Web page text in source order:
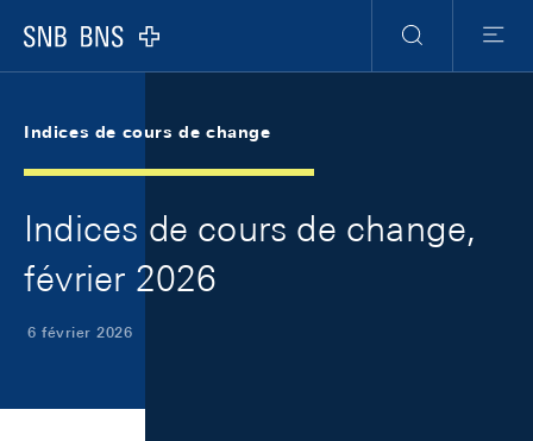
Logo
RechercheMenu
Indices de cours de change
Indices de cours de change,
février 2026
6 février 2026